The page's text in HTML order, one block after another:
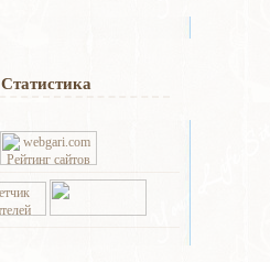
Статистика